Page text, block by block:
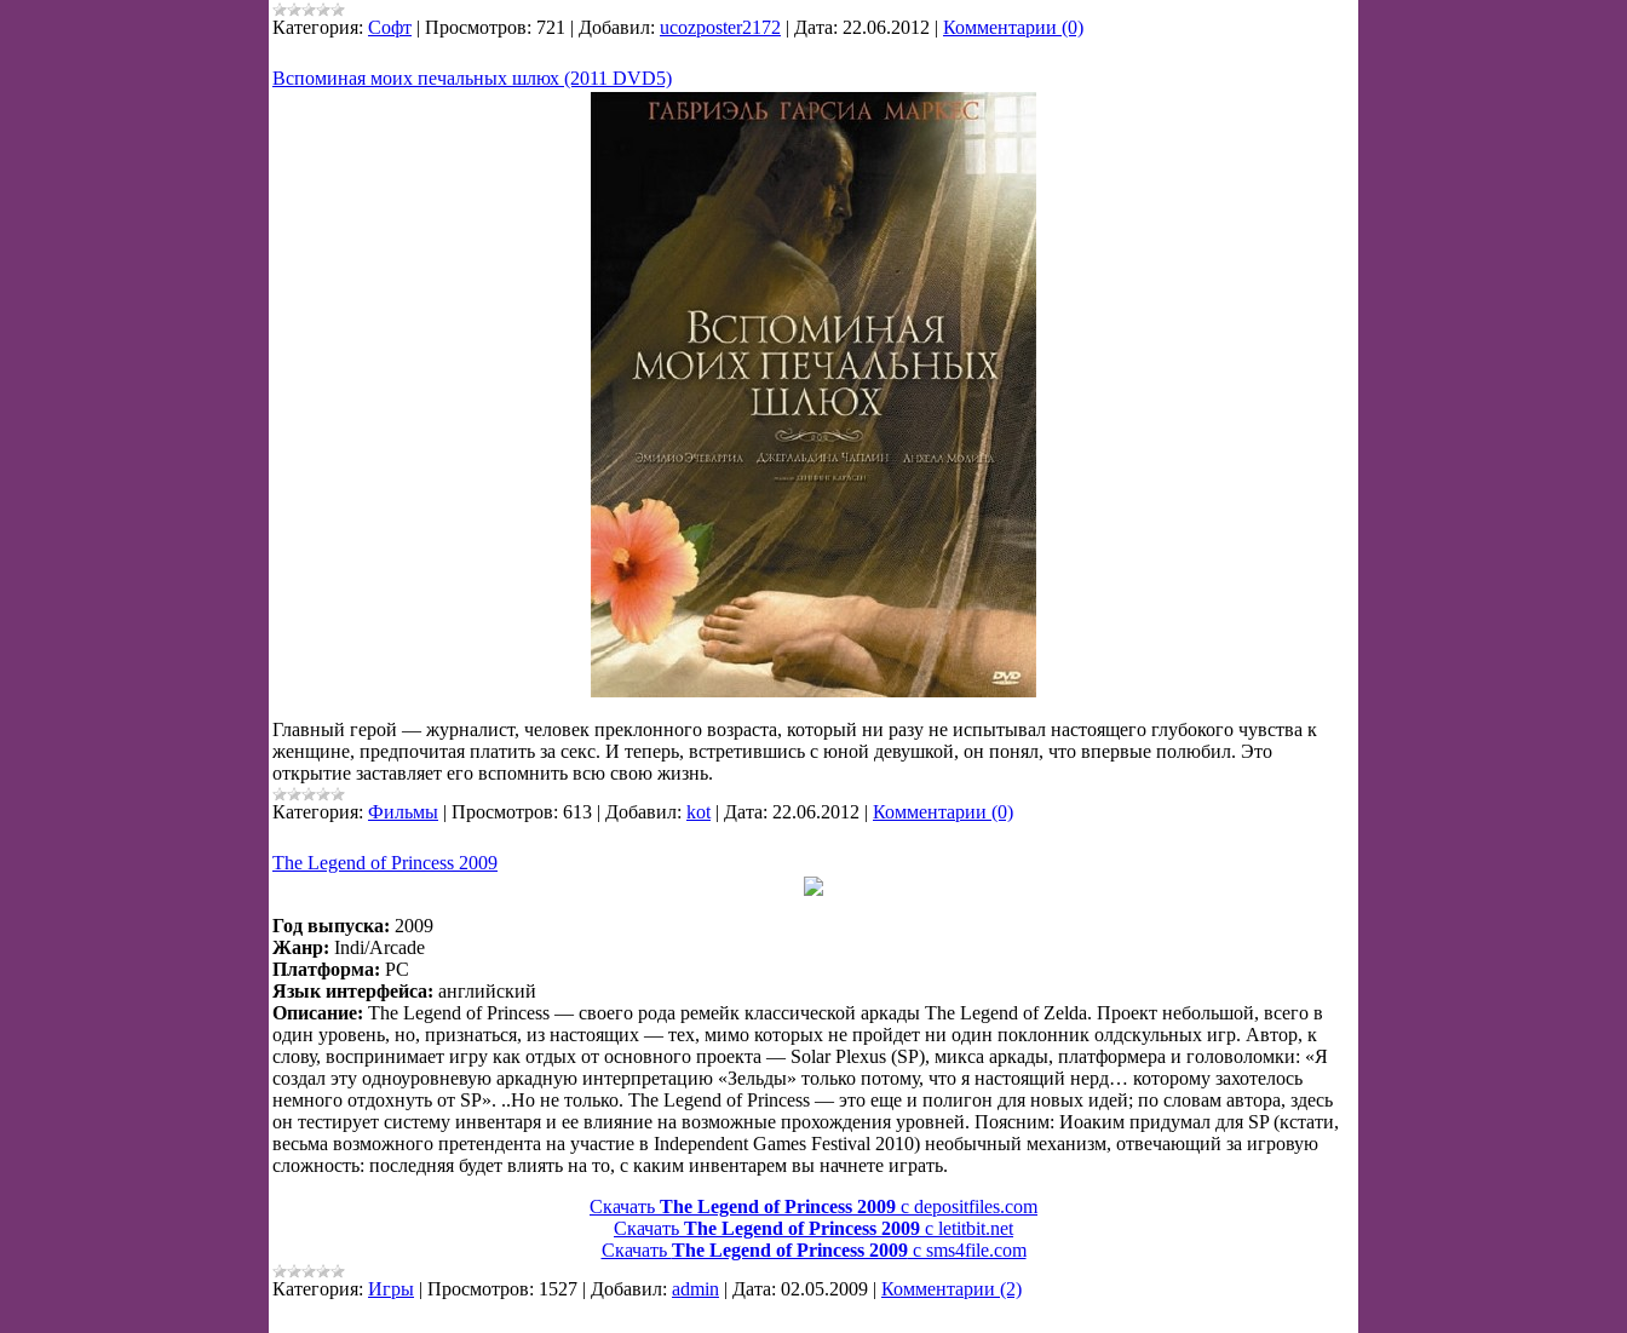
Категория: Софт | Просмотров: 721 | Добавил: ucozposter2172 | Дата: 22.06.2012 | Комментарии (0)
Вспоминая моих печальных шлюх (2011 DVD5)
Главный герой — журналист, человек преклонного возраста, который ни разу не испытывал настоящего глубокого чувства к
женщине, предпочитая платить за секс. И теперь, встретившись с юной девушкой, он понял, что впервые полюбил. Это
открытие заставляет его вспомнить всю свою жизнь.
Категория: Фильмы | Просмотров: 613 | Добавил: kot | Дата: 22.06.2012 | Комментарии (0)
The Legend of Princess 2009
Год выпуска: 2009
Жанр: Indi/Arcade
Платформа: PC
Язык интерфейса: английский
Описание: The Legend of Princess — своего рода ремейк классической аркады The Legend of Zelda. Проект небольшой, всего в
один уровень, но, признаться, из настоящих — тех, мимо которых не пройдет ни один поклонник олдскульных игр. Автор, к
слову, воспринимает игру как отдых от основного проекта — Solar Plexus (SP), микса аркады, платформера и головоломки: «Я
создал эту одноуровневую аркадную интерпретацию «Зельды» только потому, что я настоящий нерд… которому захотелось
немного отдохнуть от SP». ..Но не только. The Legend of Princess — это еще и полигон для новых идей; по словам автора, здесь
он тестирует систему инвентаря и ее влияние на возможные прохождения уровней. Поясним: Иоаким придумал для SP (кстати,
весьма возможного претендента на участие в Independent Games Festival 2010) необычный механизм, отвечающий за игровую
сложность: последняя будет влиять на то, с каким инвентарем вы начнете играть.
Скачать The Legend of Princess 2009 с depositfiles.com
Скачать The Legend of Princess 2009 с letitbit.net
Скачать The Legend of Princess 2009с sms4file.com
Категория: Игры | Просмотров: 1527 | Добавил: admin | Дата: 02.05.2009 | Комментарии (2)